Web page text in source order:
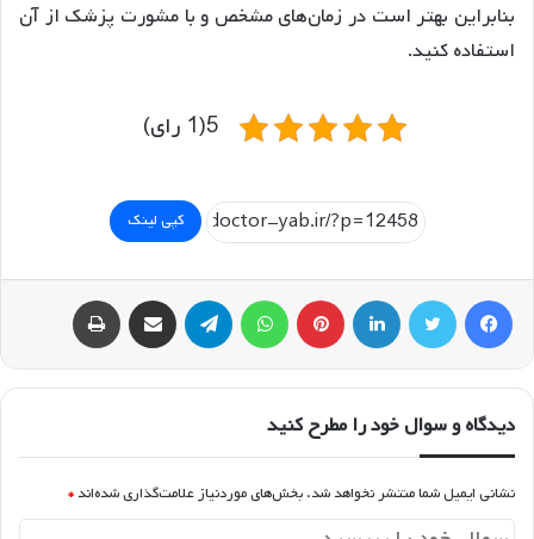
بنابراین بهتر است در زمان‌های مشخص و با مشورت پزشک از آن
استفاده کنید.
5(1 رای)
کپی لینک
فیسبوک توییتر لینکداین پینتریست تلگرام اشتراک گذاری با ایمیل
دیدگاه و سوال خود را مطرح کنید
نشانی ایمیل شما منتشر نخواهد شد. بخش‌های موردنیاز علامت‌گذاری شده‌اند *